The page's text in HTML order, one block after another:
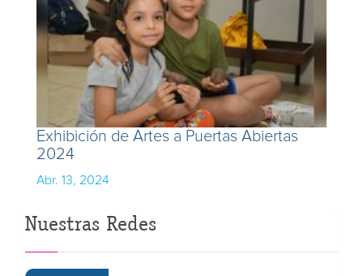
Exhibición de Artes a Puertas Abiertas
2024
Abr. 13, 2024
Nuestras Redes